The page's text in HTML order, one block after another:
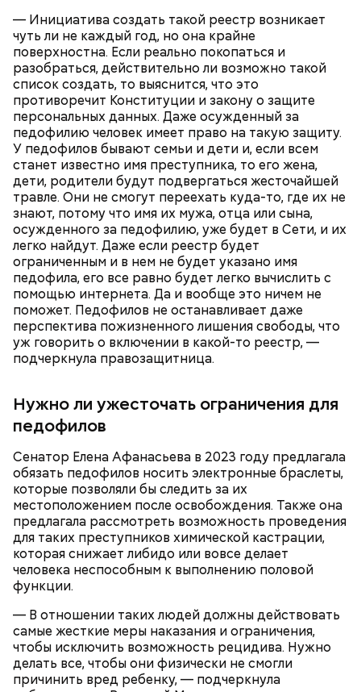
— Инициатива создать такой реестр возникает
чуть ли не каждый год, но она крайне
поверхностна. Если реально покопаться и
разобраться, действительно ли возможно такой
список создать, то выяснится, что это
противоречит Конституции и закону о защите
персональных данных. Даже осужденный за
педофилию человек имеет право на такую защиту.
У педофилов бывают семьи и дети и, если всем
станет известно имя преступника, то его жена,
дети, родители будут подвергаться жесточайшей
травле. Они не смогут переехать куда-то, где их не
знают, потому что имя их мужа, отца или сына,
осужденного за педофилию, уже будет в Сети, и их
легко найдут. Даже если реестр будет
ограниченным и в нем не будет указано имя
педофила, его все равно будет легко вычислить с
помощью интернета. Да и вообще это ничем не
поможет. Педофилов не останавливает даже
перспектива пожизненного лишения свободы, что
уж говорить о включении в какой-то реестр, —
подчеркнула правозащитница.
Нужно ли ужесточать ограничения для
педофилов
Сенатор Елена Афанасьева в 2023 году предлагала
обязать педофилов носить электронные браслеты,
которые позволяли бы следить за их
местоположением после освобождения. Также она
предлагала рассмотреть возможность проведения
для таких преступников химической кастрации,
которая снижает либидо или вовсе делает
человека неспособным к выполнению половой
функции.
— В отношении таких людей должны действовать
самые жесткие меры наказания и ограничения,
чтобы исключить возможность рецидива. Нужно
делать все, чтобы они физически не смогли
причинить вред ребенку, — подчеркнула
Гусейн Гасанов на момент начала расследования
находился в ОАЭ. Узнав о своем заочном аресте,
блогер заявил, что ни в чем не виновен и уже
погасил все долги перед налоговой на еще
большую сумму — 320 миллионов рублей.
Задолжала налоговой
Тлиашиновой
— Видел новости. Да, звучит громко — «заочный
арест», но на деле все не так драматично. Все
году, — писал он в блоге.
ТакжеГасанов обжаловалсвой заочный арест, но
судотказался пересматриватьсвое решение. Еще
блогер утверждал, что не осознавал преступный
характер своих действий, вовсе не пытался
легализовать «преступные деньги» и покупал
квартиры, просто потому что хотел. Также,
несмотря на риск попасть за решетку, мужчина
намеревалсявернуться в Россиюсразу после
завершения судебных разбирательств.
экстрадировали из ОАЭ
Также Миссюра пытался отравить брата девушки,
— Он также приносил в дом воду из святого
источника, у нее был специфический запах. Воду
вылили, на раковине остались пятна, похожие на
следы от кислотного ожога, — вспоминалдядя
Миссюрыв беседе со следователями.
Месть отчиму и любовь к сестре